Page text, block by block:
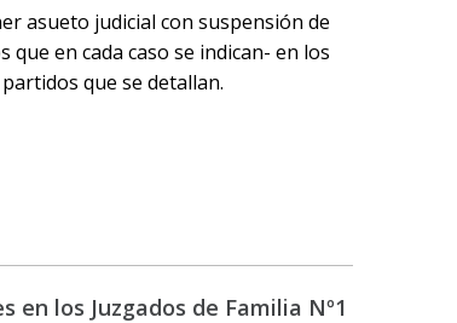
asueto judicial con suspensión de
en cada caso se indican- en los
que se detallan.
en los Juzgados de Familia Nº1